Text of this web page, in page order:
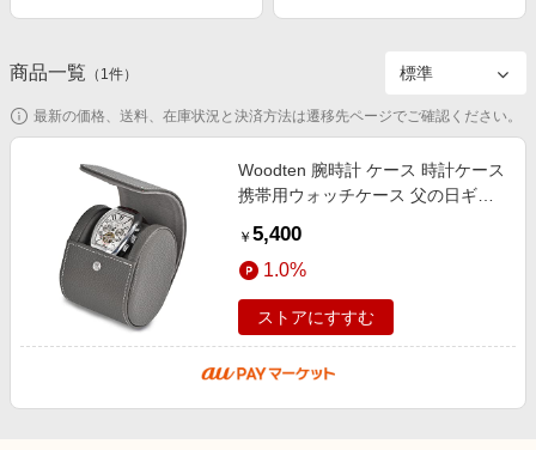
インテリア・寝具
ペット・花・DIY・車
旅行・レジャー・ホテル予約
生活・お役立ち
金融・マネー・保険
デジタルコンテンツ
ビジネス・その他サービス
楽天サービス特集
旅行特集
わくわく夏特集
とことん買い物チャレンジ
Apple公式サイト×楽天カード分割払い
Qoo10メガポ
商品一覧 （ 1件）
最新の価格、送料、在庫状況と決済方法は遷移先ページでご確認ください。
Woodten 腕時計 ケース 時計ケース
携帯用ウォッチケース 父の日ギフ
ウォッチ収納ボックスシングルレザ
￥ 5,400
1.0%
ストアにすすむ